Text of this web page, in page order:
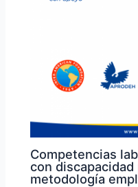
Competencias
con
metodología